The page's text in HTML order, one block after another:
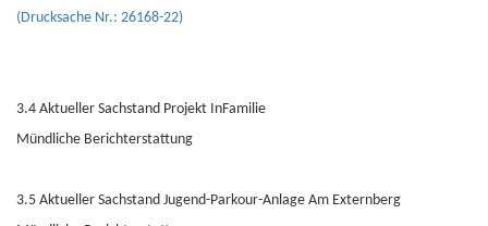
(Drucksache Nr.: 26168-22)
3.4 Aktueller Sachstand Projekt InFamilie
Mündliche Berichterstattung
3.5 Aktueller Sachstand Jugend-Parkour-Anlage Am Externberg